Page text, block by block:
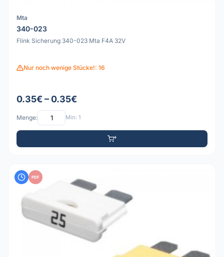
Mta
340-023
Flink Sicherung 340-023 Mta F4A 32V
Nur noch wenige Stücke!: 16
0.35€ – 0.35€
Menge: Min: 1
PDF